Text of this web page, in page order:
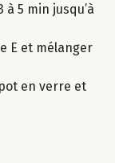
5 min jusqu’à
E et mélanger
en verre et